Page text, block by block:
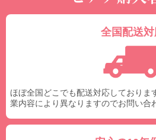
全国配送
ほぼ全国どこでも配送対応しておりま
業内容により異なりますのでお問い合